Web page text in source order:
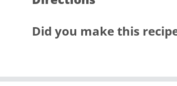
Did you make this